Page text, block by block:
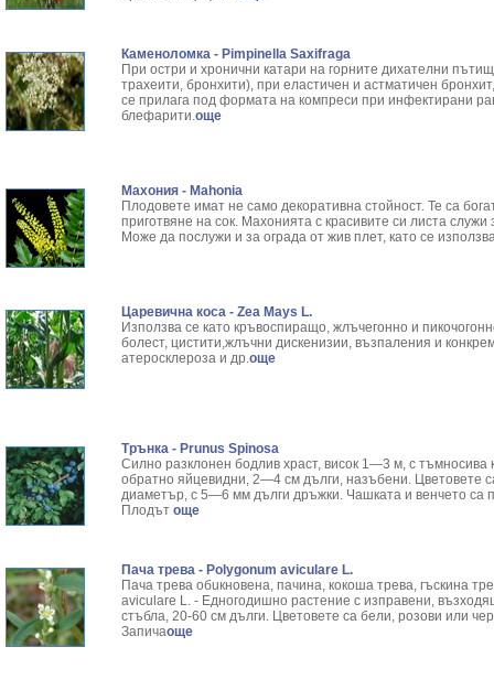
Каменоломка - Pimpinella Saxifraga
При остри и хронични катари на горните дихателни
трахеити, бронхити), при еластичен и астматичен
се прилага под формата на компреси при инфектирани
блефарити.още
Махония - Mahonia
Плодовете имат не само декоративна стойност. Те са
приготвяне на сок. Махонията с красивите си листа
Може да послужи и за ограда от жив плет, като се
Царевична коса - Zea Mays L.
Използва се като кръвоспиращо, жлъчегонно и
болест, цистити,жлъчни дискенизии, възпаления и
атеросклероза и др.още
Трънка - Prunus Spinosa
Силно разклонен бодлив храст, висок 1—3 м, с тъмносива
обратно яйцевидни, 2—4 см дълги, назъбени. Цветовете
диаметър, с 5—6 мм дълги дръжки. Чашката и венчето са
Плодът още
Пача трева - Polygonum aviculare L.
Пача трева обuкновена, пачинa, кокоша трева, гъскина
aviculare L. - Едногодишно растение с изправени,
стъбла, 20-60 см дълги. Цветовете са бели, розови или
Запичаоще